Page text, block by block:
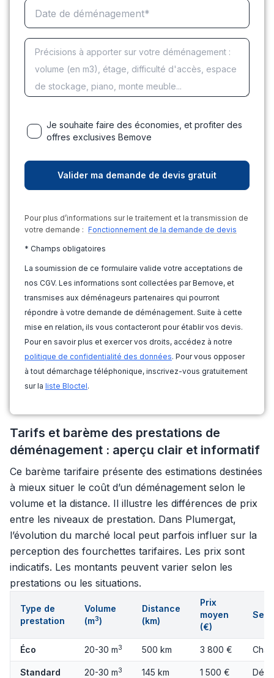
Je souhaite faire des économies, et profiter des
offres exclusives Bemove
Pour plus d’informations sur le traitement et la transmission de
votre demande : Fonctionnement de la demande de devis
* Champs obligatoires
La soumission de ce formulaire valide votre acceptations de
nos CGV. Les informations sont collectées par Bemove, et
transmises aux déménageurs partenaires qui pourront
répondre à votre demande de déménagement. Suite à cette
mise en relation, ils vous contacteront pour établir vos devis.
Pour en savoir plus et exercer vos droits, accédez à notre
politique de confidentialité des données. Pour vous opposer
à tout démarchage téléphonique, inscrivez-vous gratuitement
sur la liste Bloctel.
Tarifs et barème des prestations de
déménagement : aperçu clair et informatif
Ce barème tarifaire présente des estimations destinées
à mieux situer le coût d’un déménagement selon le
volume et la distance. Il illustre les différences de prix
entre les niveaux de prestation. Dans Plumergat,
l’évolution du marché local peut parfois influer sur la
perception des fourchettes tarifaires. Les prix sont
indicatifs. Les montants peuvent varier selon les
prestations ou les situations.
Type de
prestation
Volume
(m3)
Distance
(km)
Prix
moyen
(€)
Éco 20-30 m3 500 km 3 800 €
Standard 20-30 m3 145 km 1 500 €